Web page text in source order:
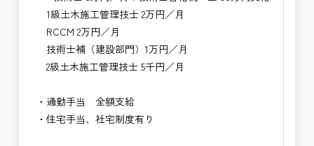
1級土木施工管理技士 2万円／月
RCCM 2万円／月
技術士補（建設部門）1万円／月
2級土木施工管理技士 5千円／月
・通勤手当 全額支給
・住宅手当、社宅制度有り